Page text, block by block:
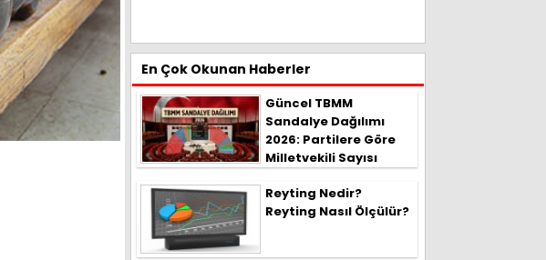
En Çok Okunan Haberler
Güncel TBMM
Sandalye Dağılımı
2026: Partilere Göre
Milletvekili Sayısı
Reyting Nedir?
Reyting Nasıl Ölçülür?